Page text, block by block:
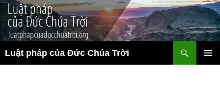
Chuyển
đến
nội
dung
Luật pháp của Đức Chúa Trời
kiếm